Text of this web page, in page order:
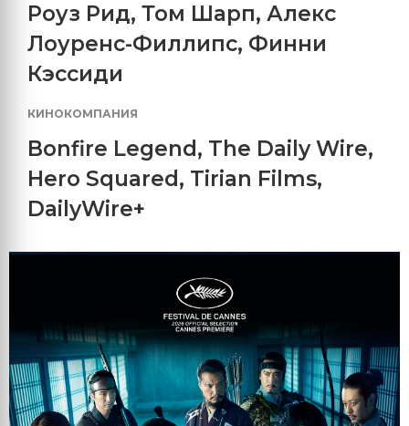
Роуз Рид, Том Шарп, Алекс
Лоуренс-Филлипс, Финни
Кэссиди
КИНОКОМПАНИЯ
Bonfire Legend , The Daily Wire,
Hero Squared , Tirian Films,
DailyWire+